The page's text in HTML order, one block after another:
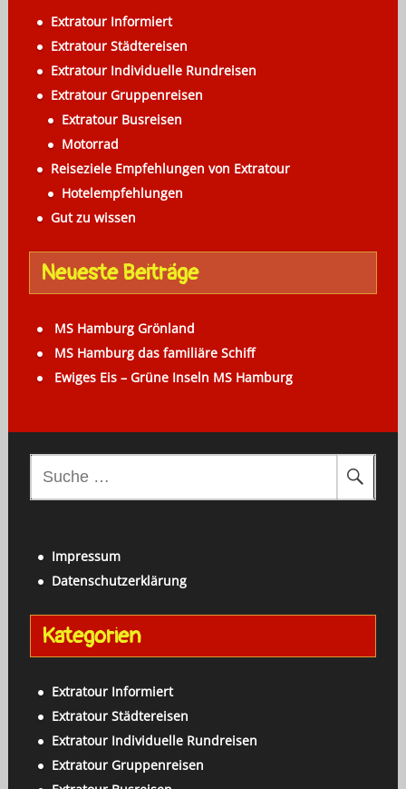
g
a
t
n
Extratour Informiert
Extratour Städtereisen
Extratour Individuelle Rundreisen
Extratour Gruppenreisen
Extratour Busreisen
Motorrad
Reiseziele Empfehlungen von Extratour
Hotelempfehlungen
Gut zu wissen
Neueste Beiträge
MS Hamburg Grönland
MS Hamburg das familiäre Schiff
Ewiges Eis – Grüne Inseln MS Hamburg
e
n
a
h
Impressum
Datenschutzerklärung
Kategorien
Extratour Informiert
Extratour Städtereisen
Extratour Individuelle Rundreisen
Extratour Gruppenreisen